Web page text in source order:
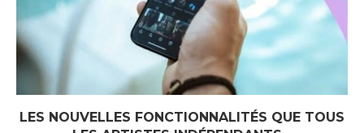
LES NOUVELLES FONCTIONNALITÉS QUE TOUS